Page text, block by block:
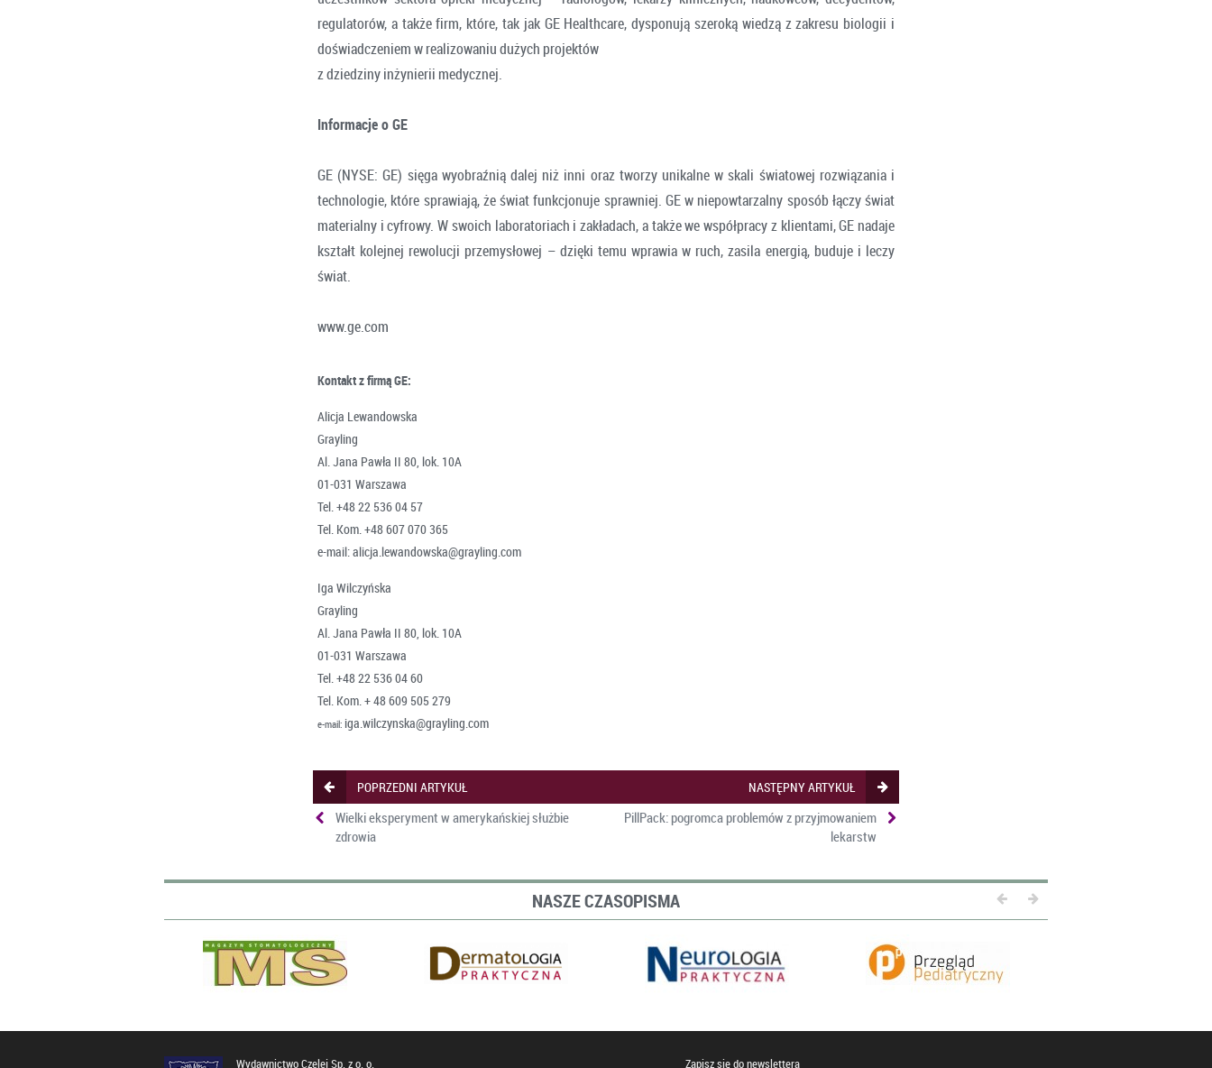
regulatorów, a także firm, które, tak jak GE Healthcare, dysponują szeroką wiedzą z zakresu biologii i
doświadczeniem w realizowaniu dużych projektów
z dziedziny inżynierii medycznej.
Informacje o GE
GE (NYSE: GE) sięga wyobraźnią dalej niż inni oraz tworzy unikalne w skali światowej rozwiązania i
technologie, które sprawiają, że świat funkcjonuje sprawniej. GE w niepowtarzalny sposób łączy świat
materialny i cyfrowy. W swoich laboratoriach i zakładach, a także we współpracy z klientami, GE nadaje
kształt kolejnej rewolucji przemysłowej – dzięki temu wprawia w ruch, zasila energią, buduje i leczy
świat.
www.ge.com
Kontakt z firmą GE:
Alicja Lewandowska
Grayling
Al. Jana Pawła II 80, lok. 10A
01-031 Warszawa
Tel. +48 22 536 04 57
Tel. Kom. +48 607 070 365
e-mail: alicja.lewandowska@grayling.com
Iga Wilczyńska
Grayling
Al. Jana Pawła II 80, lok. 10A
01-031 Warszawa
Tel. +48 22 536 04 60
Tel. Kom. + 48 609 505 279
e-mail: iga.wilczynska@grayling.com
POPRZEDNI ARTYKUŁ NASTĘPNY ARTYKUŁ
Wielki eksperyment w amerykańskiej służbie
zdrowia
PillPack: pogromca problemów z przyjmowaniem
lekarstw
NASZE CZASOPISMA
Wydawnictwo Czelej Sp. z o. o. Zapisz się do newslettera